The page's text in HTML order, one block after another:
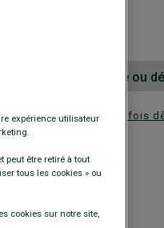
sur la 2e paire ville ou
Payez en plusieurs fois
expérience utilisateur
peut être retiré à tout
tous les cookies » ou
cookies sur notre site,